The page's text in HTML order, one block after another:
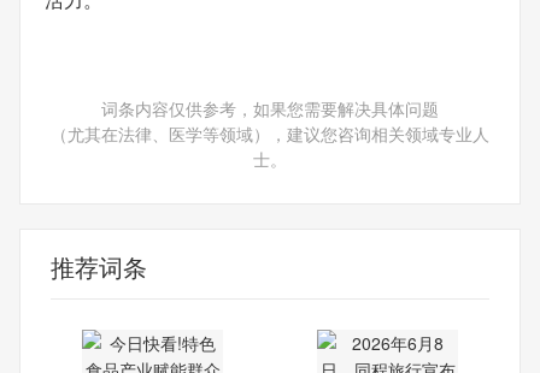
词条内容仅供参考，如果您需要解决具体问题
（尤其在法律、医学等领域），建议您咨询相关领域专业人
士。
推荐词条